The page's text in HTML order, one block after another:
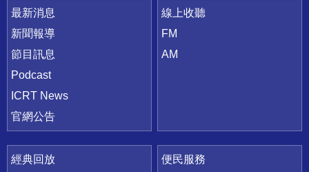
最新消息
新聞報導
節目訊息
Podcast
ICRT News
官網公告
線上收聽
FM
AM
經典回放
便民服務